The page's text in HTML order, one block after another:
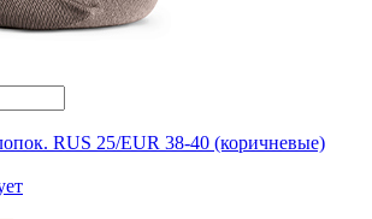
RUS 25/EUR 38-40 (коричневые)